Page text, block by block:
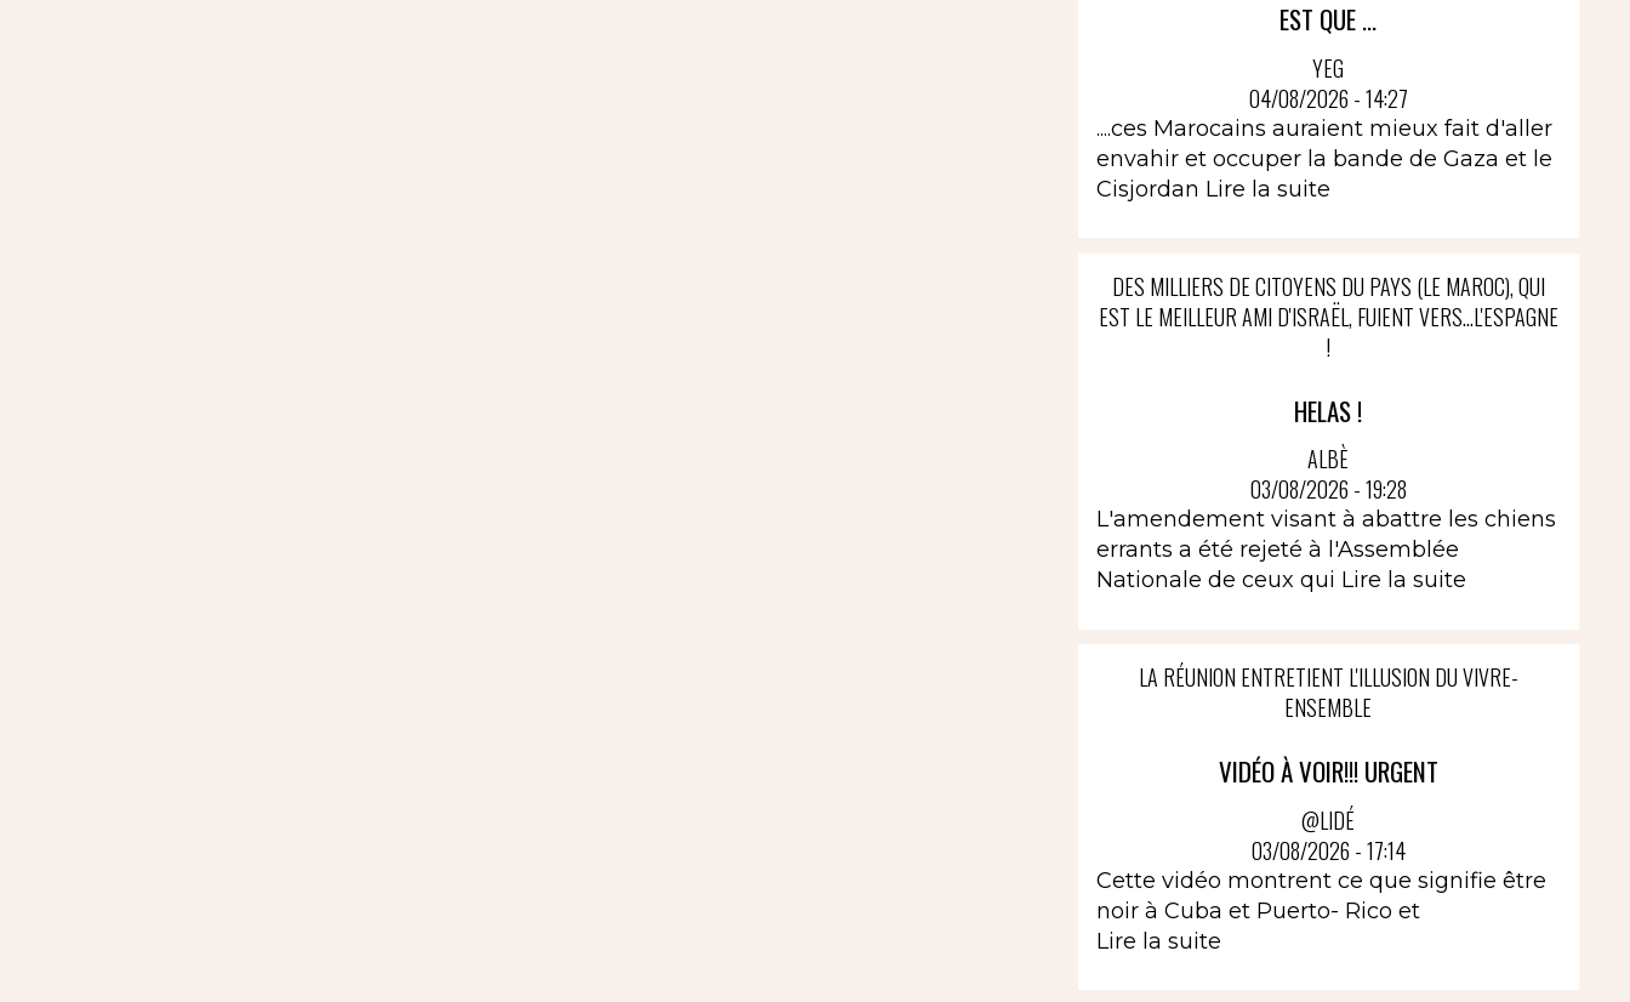
EST QUE ...
YEG
04/08/2026 - 14:27
....ces Marocains auraient mieux fait d'aller
envahir et occuper la bande de Gaza et le
Cisjordan Lire la suite
DES MILLIERS DE CITOYENS DU PAYS (LE MAROC), QUI
EST LE MEILLEUR AMI D'ISRAËL, FUIENT VERS...L'ESPAGNE
!
HELAS !
ALBÈ
03/08/2026 - 19:28
L'amendement visant à abattre les chiens
errants a été rejeté à l'Assemblée
Nationale de ceux qui Lire la suite
LA RÉUNION ENTRETIENT L'ILLUSION DU VIVRE-
ENSEMBLE
VIDÉO À VOIR!!! URGENT
@LIDÉ
03/08/2026 - 17:14
Cette vidéo montrent ce que signifie être
noir à Cuba et Puerto- Rico et
Lire la suite